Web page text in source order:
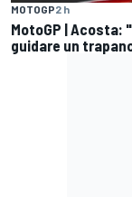
MOTOGP2 h
MotoGP | Acosta:
guidare un